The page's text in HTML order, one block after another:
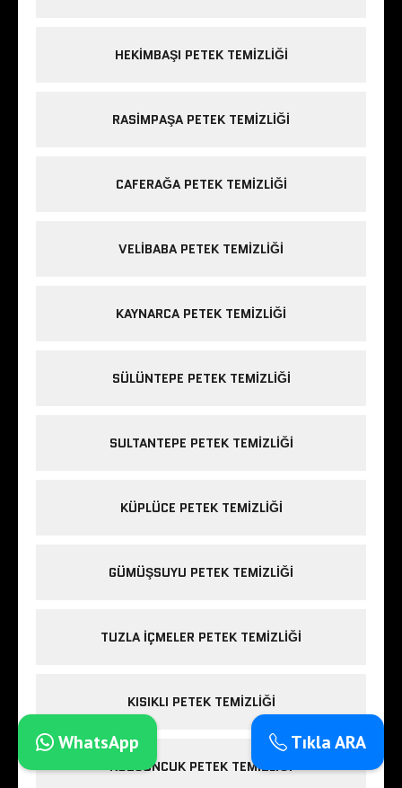
HEKIMBAŞI PETEK TEMIZLIĞI
RASIMPAŞA PETEK TEMIZLIĞI
CAFERAĞA PETEK TEMIZLIĞI
VELIBABA PETEK TEMIZLIĞI
KAYNARCA PETEK TEMIZLIĞI
SÜLÜNTEPE PETEK TEMIZLIĞI
SULTANTEPE PETEK TEMIZLIĞI
KÜPLÜCE PETEK TEMIZLIĞI
GÜMÜŞSUYU PETEK TEMIZLIĞI
TUZLA IÇMELER PETEK TEMIZLIĞI
KISIKLI PETEK TEMIZLIĞI
KUZGUNCUK PETEK TEMIZLIĞI
Tıkla ARA
WhatsApp